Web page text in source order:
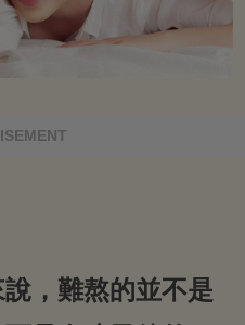
，難熬的並不是